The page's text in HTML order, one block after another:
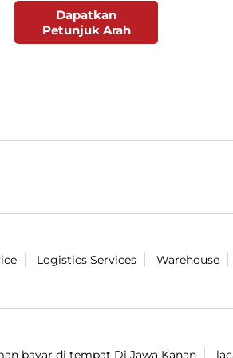
Dapatkan
Petunjuk Arah
Logistics Services Warehouse
bayar di tempat Di Jawa Kanan